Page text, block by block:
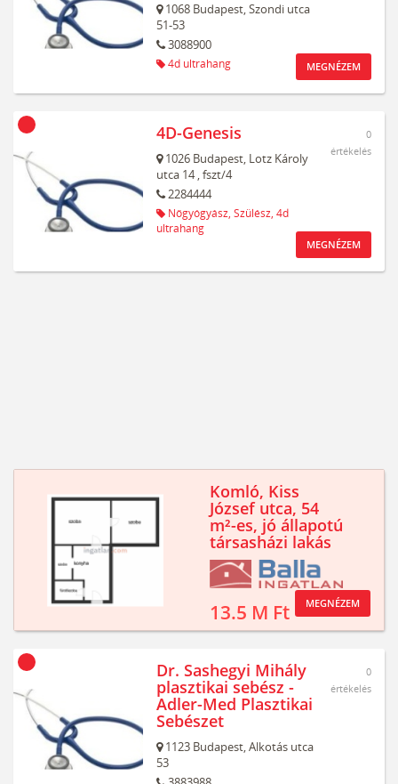
1068 Budapest,Szondi utca
51-53
3088900
4d ultrahang MEGNÉZEM
4D-Genesis
1026 Budapest, Lotz Károly
utca 14, fszt/4
2284444
Nőgyógyász, Szülész, 4d
ultrahang
0
értékelés
MEGNÉZEM
Komló, Kiss
József utca, 54
m²-es, jó állapotú
társasházi lakás
13.5 M Ft MEGNÉZEM
Dr. Sashegyi Mihály
plasztikai sebész -
Adler-Med Plasztikai
Sebészet
1123 Budapest,Alkotás utca
53
0
értékelés